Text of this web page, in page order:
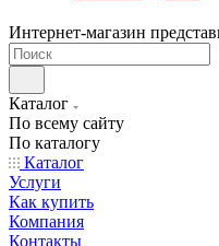
Интернет-магазин
Каталог
По всему сайту
По каталогу
Каталог
Услуги
Как купить
Компания
Контакты